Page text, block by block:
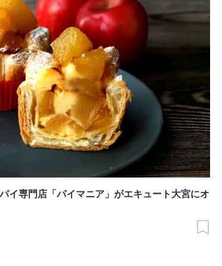
イ専門店「パイマニア」がエキュート大宮にオ